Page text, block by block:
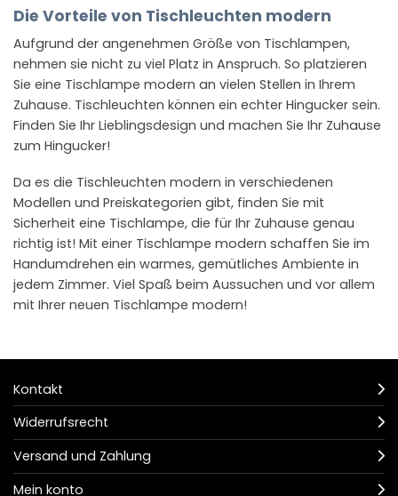
Die Vorteile von Tischleuchten modern
Aufgrund der angenehmen Größe von Tischlampen,
nehmen sie nicht zu viel Platz in Anspruch. So platzieren
Sie eine Tischlampe modern an vielen Stellen in Ihrem
Zuhause. Tischleuchten können ein echter Hingucker sein.
Finden Sie Ihr Lieblingsdesign und machen Sie Ihr Zuhause
zum Hingucker!
Da es die Tischleuchten modern in verschiedenen
Modellen und Preiskategorien gibt, finden Sie mit
Sicherheit eine Tischlampe, die für Ihr Zuhause genau
richtig ist! Mit einer Tischlampe modern schaffen Sie im
Handumdrehen ein warmes, gemütliches Ambiente in
jedem Zimmer. Viel Spaß beim Aussuchen und vor allem
mit Ihrer neuen Tischlampe modern!
Kontakt
Widerrufsrecht
Versand und Zahlung
Mein konto